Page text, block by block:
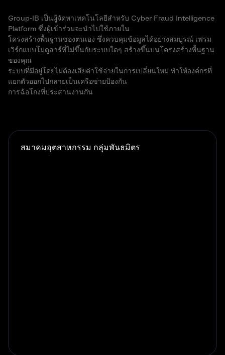
Group-IB เป็นผู้จัดหาเทคโนโลยีสำหรับ Cyber Fraud Intelligence
Platform ซึ่งผู้เข้าร่วมจะนำไปใช้ภายใน
โครงสร้างพื้นฐานของตนเอง ซึ่งควบคุมข้อมูลได้อย่างสมบูรณ์ เฟรม
เวิร์กแบบโมดูลาร์ที่ไม่ขึ้นกับระบบใดๆ สร้างขึ้นบนโครงสร้างพื้นฐาน
ของคุณ
ระบบที่มีอยู่โดยไม่ต้องเสียค่าใช้จ่ายในการเปลี่ยนใหม่ ทำให้องค์กรที่
แยกตัวออกไปกลายเป็นเครือข่ายป้องกัน
การฉ้อโกงที่ประสานงานกัน
สมาคมอุตสาหกรรม กลุ่มพันธมิตร